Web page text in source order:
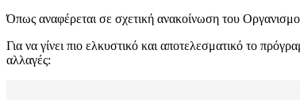
Όπως αναφέρεται σε σχετική ανακοίνωση του
Για να γίνει πιο ελκυστικό και αποτελεσματικό το
αλλαγές: